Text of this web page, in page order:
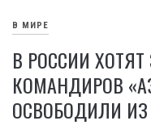
В МИРЕ
В РОССИИ
КОМАНДИРОВ
ОСВОБОДИЛИ